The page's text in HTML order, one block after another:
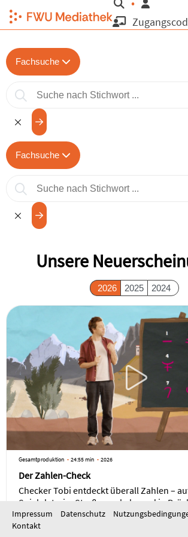
Fachsuche
Fachsuche
Unsere
2026 2025 2024
Gesamtproduktion 24:55 min 2026
Der Zahlen-Check
Checker Tobi entdeckt überall Zahlen –
Spielplatz, im Straßenverkehr und in
Musikerinnen und Musiker haben jede
zu tun. Gemeinsam mit Ingenieurin Anna
Impressum Datenschutz
Kontakt